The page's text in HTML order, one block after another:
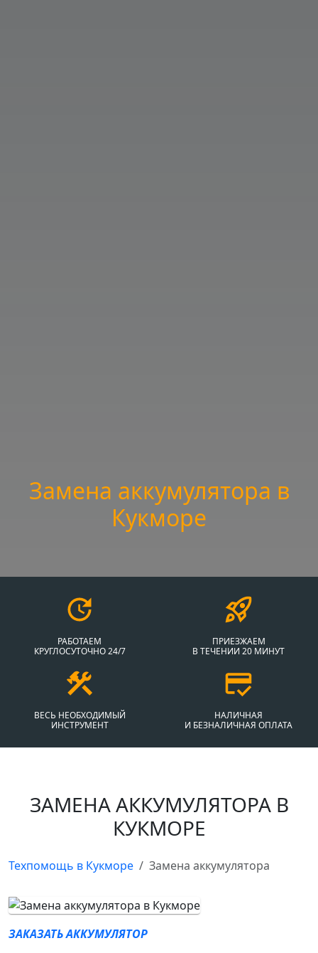
Замена аккумулятора в
Кукморе
РАБОТАЕМ
КРУГЛОСУТОЧНО 24/7
ПРИЕЗЖАЕМ
В ТЕЧЕНИИ 20 МИНУТ
ВЕСЬ НЕОБХОДИМЫЙ
ИНСТРУМЕНТ
НАЛИЧНАЯ
И БЕЗНАЛИЧНАЯ ОПЛАТА
ЗАМЕНА АККУМУЛЯТОРА В
КУКМОРЕ
Техпомощь в Кукморе Замена аккумулятора
ЗАКАЗАТЬ АККУМУЛЯТОР